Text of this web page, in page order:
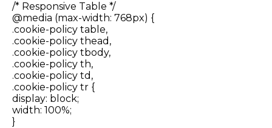
/* Responsive Table */
@media (max-width: 768px) {
.cookie-policy table,
.cookie-policy thead,
.cookie-policy tbody,
.cookie-policy th,
.cookie-policy td,
.cookie-policy tr {
display: block;
width: 100%;
}